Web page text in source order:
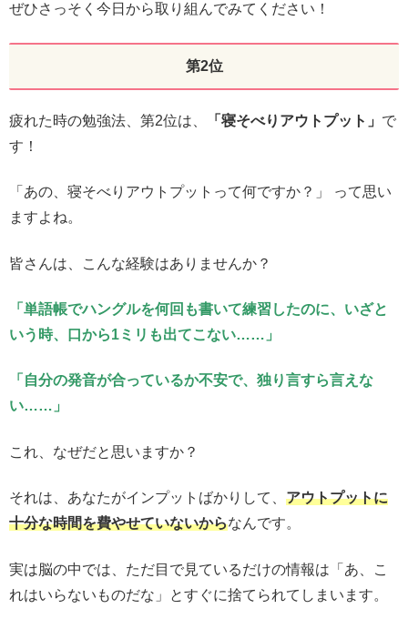
ぜひさっそく今日から取り組んでみてください！
第2位
疲れた時の勉強法、第2位は、 「寝そべりアウトプット」 で
す！
「あの、寝そべりアウトプットって何ですか？」 って思い
ますよね。
皆さんは、こんな経験はありませんか？
「単語帳でハングルを何回も書いて練習したのに、いざと
いう時、口から1ミリも出てこない……」
「自分の発音が合っているか不安で、独り言すら言えな
い……」
これ、なぜだと思いますか？
それは、あなたがインプットばかりして、 アウトプットに
十分な時間を費やせていないからなんです。
実は脳の中では、ただ目で見ているだけの情報は「あ、こ
れはいらないものだな」とすぐに捨てられてしまいます。